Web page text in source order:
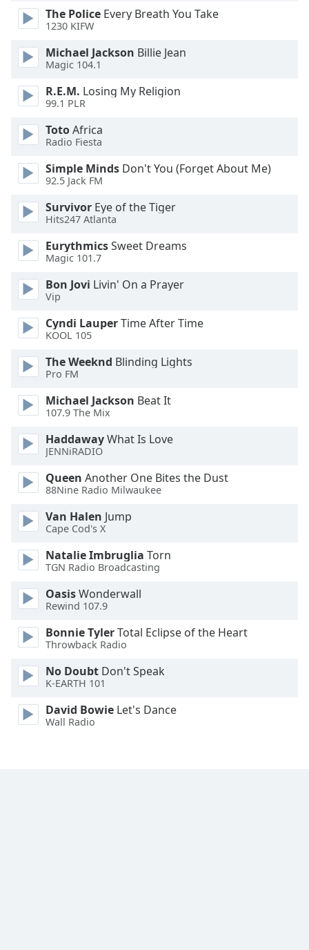
dialog
window.
cancel
and
close
window.
Text
Color
Opacity
Text
Color
Opacity
Caption
Background
Color
Opacity
Font
Size
Text
Edge
Family
Reset
Close
Modal
Dialog
The Police Every Breath You Take
1230 KIFW
Michael Jackson Billie Jean
Magic 104.1
R.E.M. Losing My Religion
99.1 PLR
TotoAfrica
Radio Fiesta
Simple Minds Don't You (Forget About Me)
92.5 Jack FM
Survivor Eye of the Tiger
Hits247 Atlanta
EurythmicsSweet Dreams
Magic 101.7
Bon Jovi Livin' On a Prayer
Vip
Cyndi LauperTime After Time
KOOL 105
The Weeknd Blinding Lights
Pro FM
Michael Jackson Beat It
107.9 The Mix
HaddawayWhat Is Love
JENNiRADIO
Queen Another One Bites the Dust
88Nine Radio Milwaukee
Van Halen Jump
Cape Cod's X
Natalie Imbruglia Torn
TGN Radio Broadcasting
OasisWonderwall
Rewind 107.9
Bonnie TylerTotal Eclipse of the Heart
Throwback Radio
No Doubt Don't Speak
K-EARTH 101
David Bowie Let's Dance
Wall Radio